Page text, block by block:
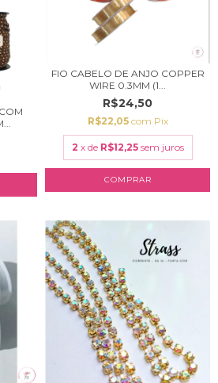
FIO CABELO DE ANJO COPPER
WIRE 0.3MM (1...
R$24,50
R$22,05 com Pix
2 x de R$12,25 sem juros
COMPRAR